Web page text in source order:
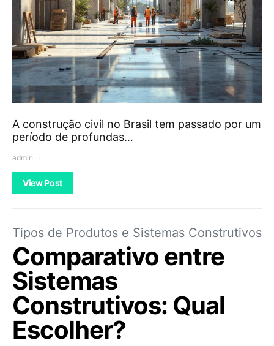
A construção civil no Brasil tem passado por um
período de profundas…
admin
View Post
Tipos de Produtos e Sistemas Construtivos
Comparativo entre
Sistemas
Construtivos: Qual
Escolher?